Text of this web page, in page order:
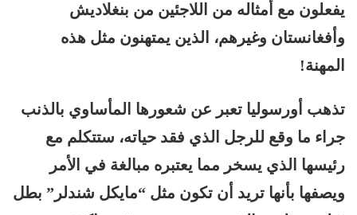
يفعلون مع أمثاله من اللاجئين من بنغلاديش
وأفغانستان وغيرهم، الذين يمتهنون مثل هذه
المهنة!
تذهب أورسوليا تعبر عن شعورها المأساوي بالذنب
جراء ما وقع للرجل الذي فقد حياته، ستتكلم مع
رئيسها الذي يسخر مما يعتبره مبالغة في الأمر
ويصفها بأنها تريد أن تكون مثل “مايكل شندلر” بطل